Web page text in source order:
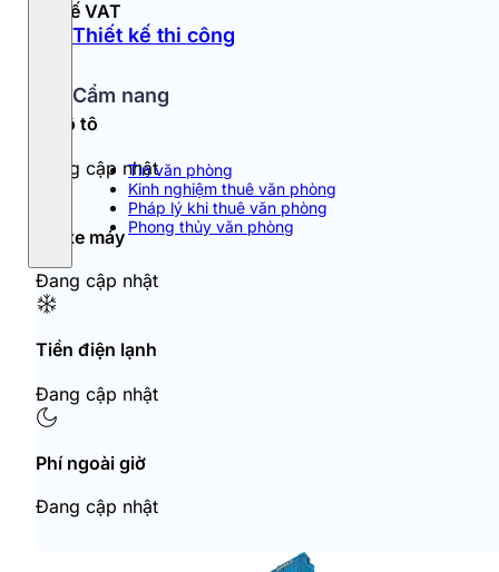
Thiết kế thi công
Cẩm nang
Tin văn phòng
Kinh nghiệm thuê văn phòng
Pháp lý khi thuê văn phòng
Phong thủy văn phòng
Thuế VAT
Đỗ ô tô
Đang cập nhật
Đỗ xe máy
Đang cập nhật
Tiền điện lạnh
Đang cập nhật
Phí ngoài giờ
Đang cập nhật